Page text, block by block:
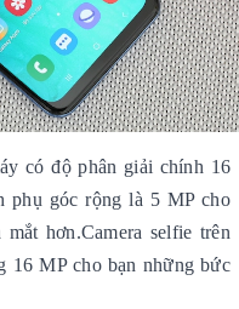
có độ phân giải chính 16
phụ góc rộng là 5 MP cho
hơn.Camera selfie trên
16 MP cho bạn những bức